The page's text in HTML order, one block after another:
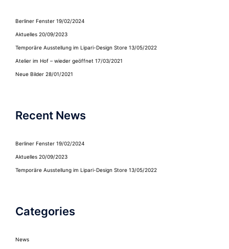
Berliner Fenster 19/02/2024
Aktuelles 20/09/2023
Temporäre Ausstellung im Lipari-Design Store 13/05/2022
Atelier im Hof – wieder geöffnet 17/03/2021
Neue Bilder 28/01/2021
Recent News
Berliner Fenster 19/02/2024
Aktuelles 20/09/2023
Temporäre Ausstellung im Lipari-Design Store 13/05/2022
Categories
News